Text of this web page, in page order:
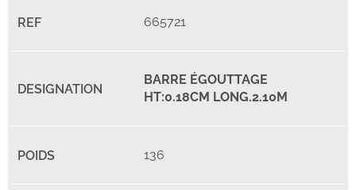
665721
BARRE ÉGOUTTAGE
HT:0.18CM LONG.2.10M
136